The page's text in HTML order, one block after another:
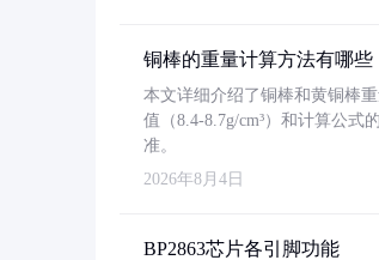
铜棒的重量计算方法有哪些
本文详细介绍了铜棒和黄铜棒
值（8.4-8.7g/cm³）和计算公式
准。
2026年8月4日
BP2863芯片各引脚功能